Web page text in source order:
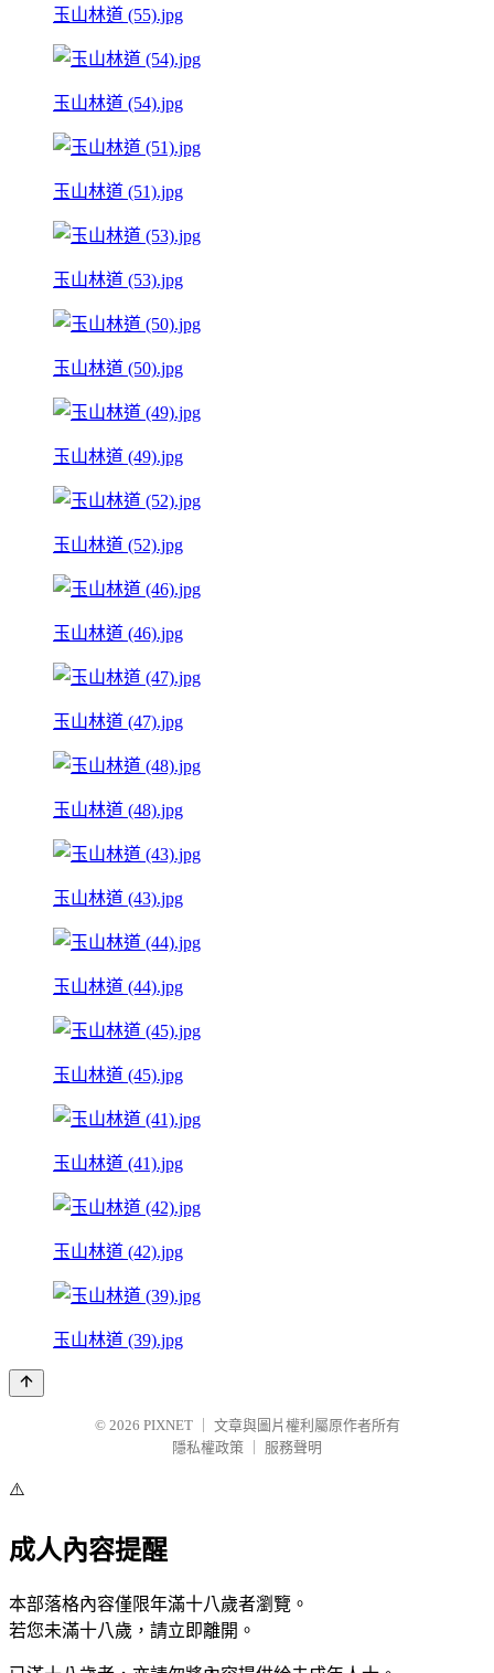
玉山林道 (55).jpg
玉山林道 (54).jpg
玉山林道 (51).jpg
玉山林道 (53).jpg
玉山林道 (50).jpg
玉山林道 (49).jpg
玉山林道 (52).jpg
玉山林道 (46).jpg
玉山林道 (47).jpg
玉山林道 (48).jpg
玉山林道 (43).jpg
玉山林道 (44).jpg
玉山林道 (45).jpg
玉山林道 (41).jpg
玉山林道 (42).jpg
玉山林道 (39).jpg
© 2026 PIXNET
文章與圖片權利屬原作者所有
隱私權政策
服務聲明
⚠️
成人內容提醒
本部落格內容僅限年滿十八歲者瀏覽。
若您未滿十八歲，請立即離開。